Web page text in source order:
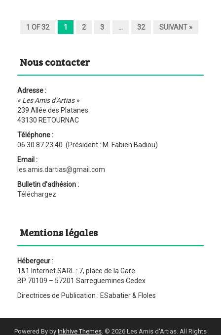
1 OF 32 1 2 3 … 32 SUIVANT »
Nous contacter
Adresse :
« Les Amis d’Artias »
239 Allée des Platanes
43130 RETOURNAC
Téléphone :
06 30 87 23 40 (Président : M. Fabien Badiou)
Email :
les.amis.dartias@gmail.com
Bulletin d’adhésion :
Téléchargez
Mentions légales
Hébergeur :
1&1 Internet SARL : 7, place de la Gare
BP 70109 – 57201 Sarreguemines Cedex
Directrices de Publication : ESabatier & Floles
Powered By by Inkhive Themes . © 2026 Les Amis d'Artias. All Rights